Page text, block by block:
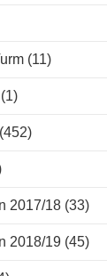
(11)
(1)
(452)
2017/18 (33)
2018/19 (45)